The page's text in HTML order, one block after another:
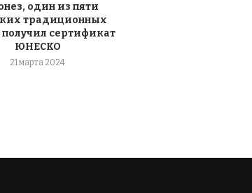
один из пяти
традиционных
получил сертификат
ЮНЕСКО
21 марта 2024